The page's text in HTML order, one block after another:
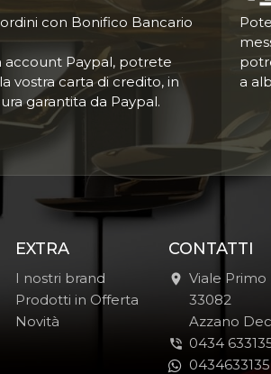
con Bonifico Bancario
account Paypal, potrete
vostra carta di credito, in
garantita da Paypal.
a
EXTRA
I nostri brand
Prodotti in Offerta
Novità
CONTATTI
Viale Primo
-
33082
-
Azzano
0434
0434633135